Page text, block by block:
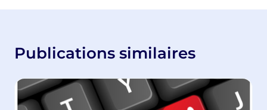
Publications similaires